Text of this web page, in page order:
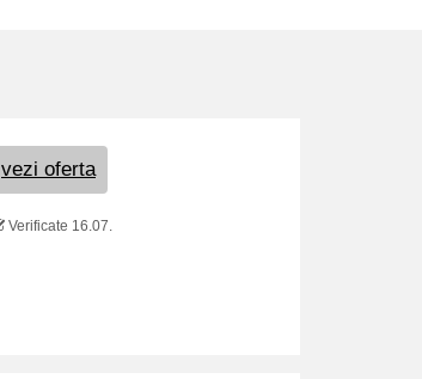
vezi oferta
Verificate 16.07.